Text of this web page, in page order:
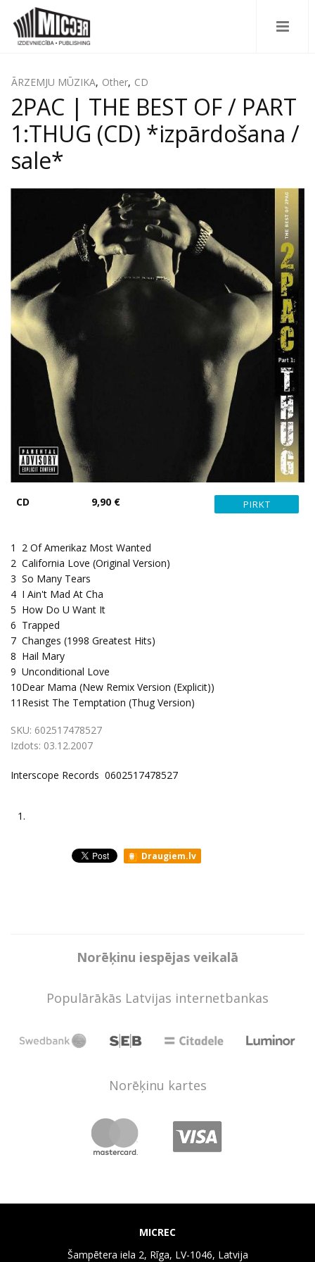
ĀRZEMJU MŪZIKA, Other, CD
2PAC | THE BEST OF / PART
1:THUG (CD) *izpārdošana /
sale*
CD 9,90 €
1
2 Of Amerikaz Most Wanted
2 California Love (Original Version)
3 So Many Tears
4 I Ain't Mad At Cha
5 How Do U Want It
6 Trapped
7 Changes (1998 Greatest Hits)
8 Hail Mary
9 Unconditional Love
10Dear Mama (New Remix Version (Explicit))
11 Resist The Temptation (Thug Version)
SKU: 602517478527
Izdots: 03.12.2007
Interscope Records 0602517478527
1.
Draugiem.lv
Norēķinu iespējas veikalā
Populārākās Latvijas internetbankas
Norēķinu kartes
MICREC
Šampētera iela 2, Rīga, LV-1046, Latvija